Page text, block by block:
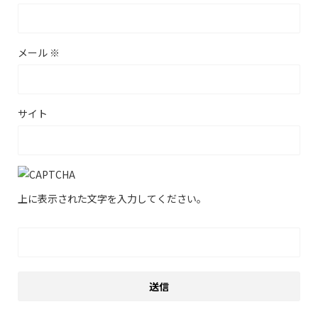
メール ※
サイト
上に表示された文字を入力してください。